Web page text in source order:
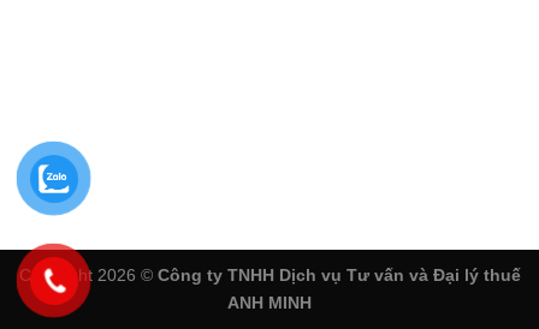
Copyright 2026 © Công ty TNHH Dịch vụ Tư vấn và Đại lý thuế
ANH MINH